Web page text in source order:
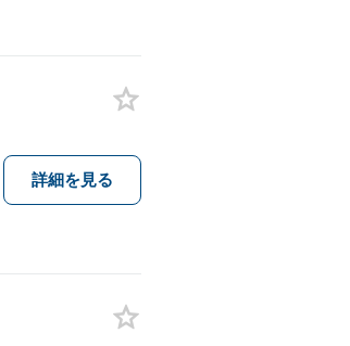
詳細を見る